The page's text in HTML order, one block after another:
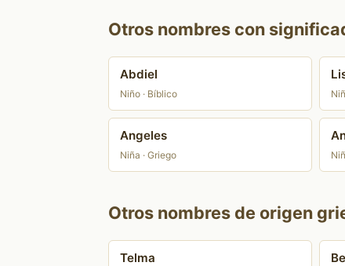
Otros nombres con
Abdiel
Niño · Bíblico
Angeles
Niña · Griego
Otros nombres de origen
Telma